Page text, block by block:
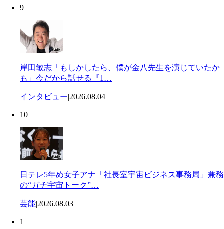
9
岸田敏志「もしかしたら、僕が金八先生を演じていたか
も」今だから話せる『1…
インタビュー|2026.08.04
10
日テレ5年め女子アナ「社長室宇宙ビジネス事務局」兼務
の“ガチ宇宙トーク”…
芸能|2026.08.03
1